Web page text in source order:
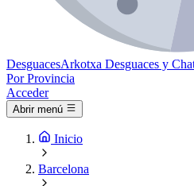
DesguacesArkotxa Desguaces y
Por Provincia
Acceder
Abrir menú
Inicio
Barcelona